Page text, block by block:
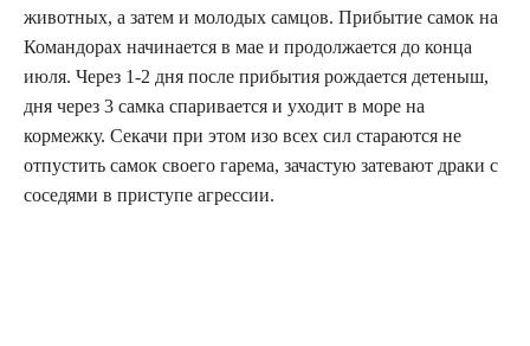
животных, а затем и молодых самцов. Прибытие самок на
Командорах начинается в мае и продолжается до конца
июля. Через 1-2 дня после прибытия рождается детеныш,
дня через 3 самка спаривается и уходит в море на
кормежку. Секачи при этом изо всех сил стараются не
отпустить самок своего гарема, зачастую затевают драки с
соседями в приступе агрессии.